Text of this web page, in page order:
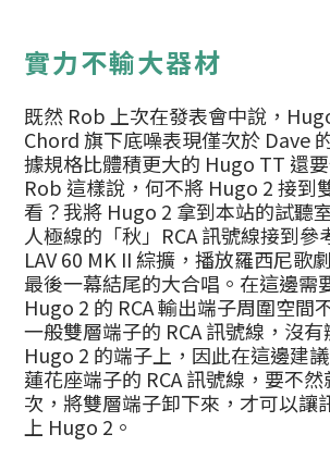
實力不輸大器材
既然 Rob 上次在發表會中說，
Chord 旗下底噪表現僅次於 Dave
據規格比體積更大的 Hugo TT 還
Rob 這樣說，何不將 Hugo 2 接到
看？我將 Hugo 2 拿到本站的試聽
人極線的「秋」RCA 訊號線接到
LAV 60 MK II 綜擴，播放羅西尼歌
最後一幕結尾的大合唱。在這邊需
Hugo 2 的 RCA 輸出端子周圍空間
一般雙層端子的 RCA 訊號線，沒
Hugo 2 的端子上，因此在這邊建
蓮花座端子的 RCA 訊號線，要不
次，將雙層端子卸下來，才可以讓
上 Hugo 2。